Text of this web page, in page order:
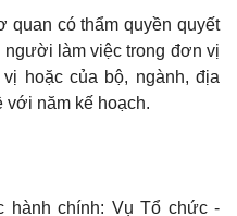
quan có thẩm quyền quyết
làm việc trong đơn vị
hoặc của bộ, ngành, địa
năm kế hoạch.
hành chính: Vụ Tổ chức -